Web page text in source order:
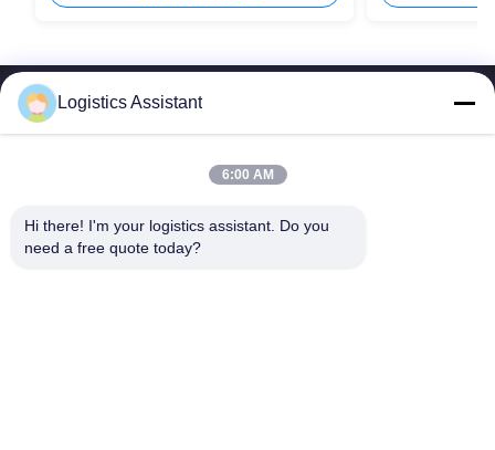
Logistics Assistant
6:00 AM
Hi there! I'm your logistics assistant. Do you
need a free quote today?